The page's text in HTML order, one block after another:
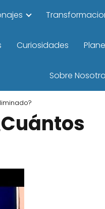
Curiosidades
Sobre